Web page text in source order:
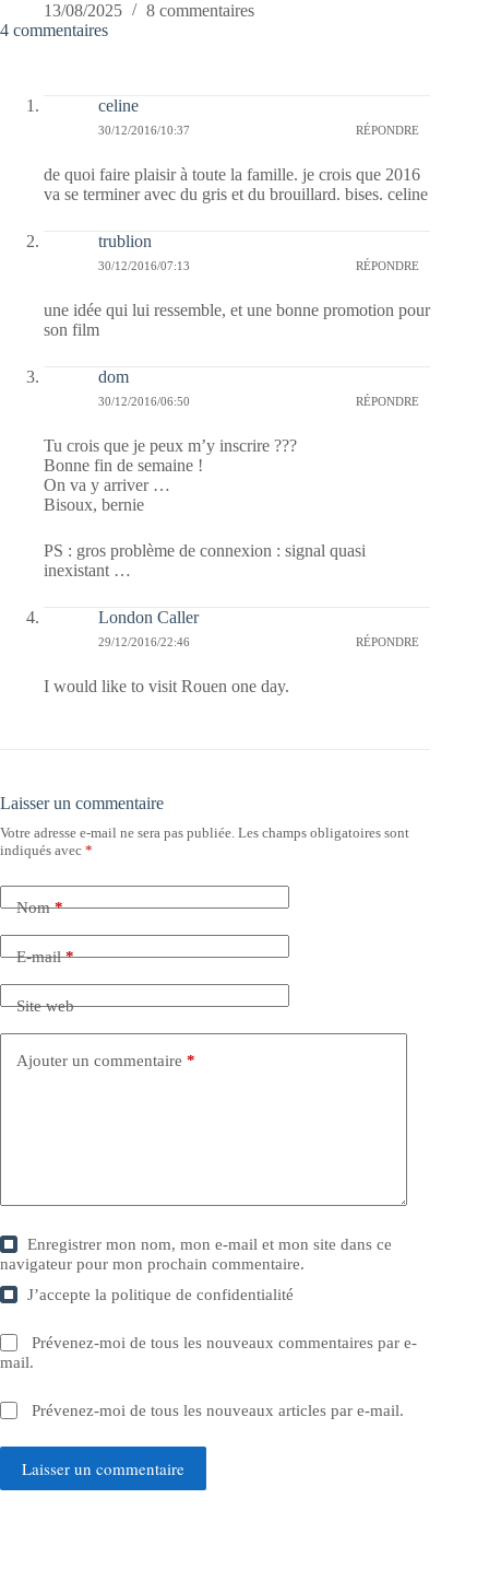
13/08/2025
8 commentaires
4 commentaires
celine
30/12/2016/10:37 RÉPONDRE
de quoi faire plaisir à toute la famille. je crois que 2016
va se terminer avec du gris et du brouillard. bises. celine
trublion
30/12/2016/07:13 RÉPONDRE
une idée qui lui ressemble, et une bonne promotion pour
son film
dom
30/12/2016/06:50 RÉPONDRE
Tu crois que je peux m’y inscrire ???
Bonne fin de semaine !
On va y arriver …
Bisoux, bernie
PS : gros problème de connexion : signal quasi
inexistant …
London Caller
29/12/2016/22:46 RÉPONDRE
I would like to visit Rouen one day.
Laisser un commentaire
Votre adresse e-mail ne sera pas publiée. Les champs obligatoires sont
indiqués avec *
Nom*
E-mail*
Site web
Ajouter un commentaire *
Enregistrer mon nom, mon e-mail et mon site dans ce
navigateur pour mon prochain commentaire.
J’accepte lapolitique de confidentialité
Prévenez-moi de tous les nouveaux commentaires par e-
mail.
Prévenez-moi de tous les nouveaux articles par e-mail.
Laisser un commentaire